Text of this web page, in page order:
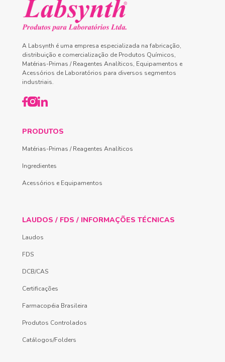
A Labsynth é uma empresa especializada na fabricação,
distribuição e comercialização de Produtos Químicos,
Matérias-Primas / Reagentes Analíticos, Equipamentos e
Acessórios de Laboratórios para diversos segmentos
industriais.
PRODUTOS
Matérias-Primas / Reagentes Analíticos
Ingredientes
Acessórios e Equipamentos
LAUDOS / FDS / INFORMAÇÕES TÉCNICAS
Laudos
FDS
DCB/CAS
Certificações
Farmacopéia Brasileira
Produtos Controlados
Catálogos/Folders